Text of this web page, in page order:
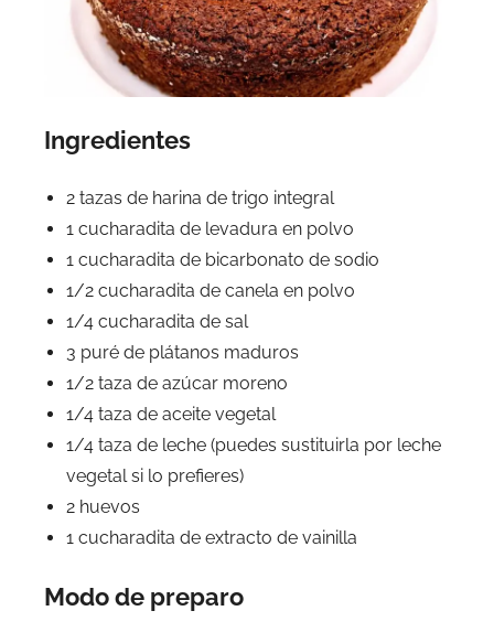
Ingredientes
2 tazas de harina de trigo integral
1 cucharadita de levadura en polvo
1 cucharadita de bicarbonato de sodio
1/2 cucharadita de canela en polvo
1/4 cucharadita de sal
3 puré de plátanos maduros
1/2 taza de azúcar moreno
1/4 taza de aceite vegetal
1/4 taza de leche (puedes sustituirla por leche
vegetal si lo prefieres)
2 huevos
1 cucharadita de extracto de vainilla
Modo de preparo